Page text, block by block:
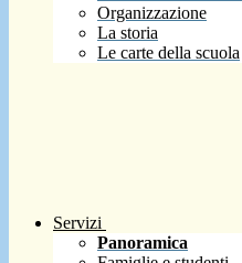
Organizzazione
La storia
Le carte della scuola
Servizi
Panoramica